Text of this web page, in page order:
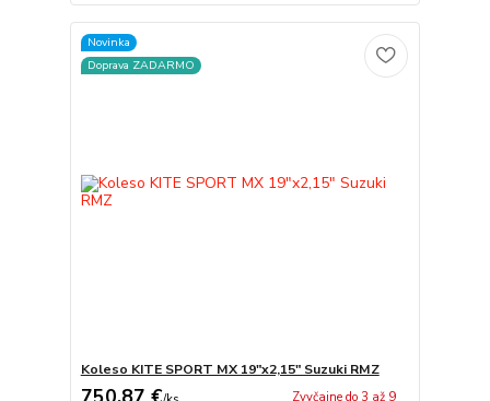
Novinka
Doprava ZADARMO
Koleso KITE SPORT MX 19"x2,15" Suzuki RMZ
Zvyčajne do 3 až 9